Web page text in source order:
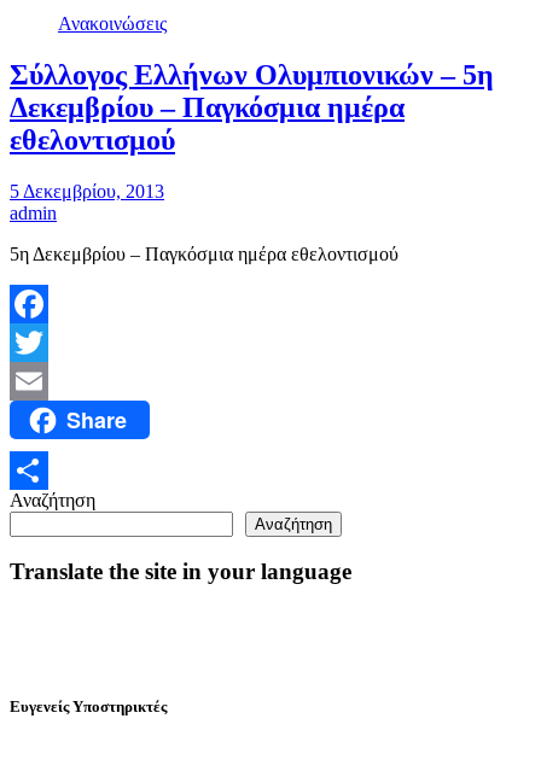
Μοιραστείτε
Ανακοινώσεις
Σύλλογος Ελλήνων Ολυμπιονικών – 5η
Δεκεμβρίου – Παγκόσμια ημέρα
εθελοντισμού
5 Δεκεμβρίου, 2013
admin
5η Δεκεμβρίου – Παγκόσμια ημέρα εθελοντισμού
Facebook
Twitter
Email Share
Μοιραστείτε
Αναζήτηση
Αναζήτηση
Translate the site in your language
Ευγενείς Υποστηρικτές